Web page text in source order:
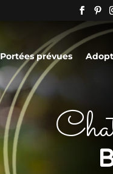
Portées prévues